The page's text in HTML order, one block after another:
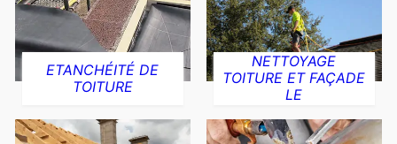
ETANCHÉITÉ DE
TOITURE
NETTOYAGE
TOITURE ET FAÇADE
LE